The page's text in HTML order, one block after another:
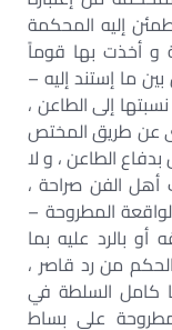
إليه المحكمة
و أخذت بها قوماً
ما إستند إليه –
إلى الطاعن ،
عن طريق المختص
الطاعن ، و لا
الفن صراحة ،
المطروحة –
أو بالرد عليه بما
من رد قاصر ،
كامل السلطة في
على بساط